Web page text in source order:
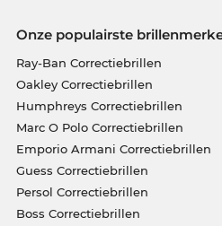
Onze populairste
Ray-Ban Correctiebrillen
Oakley Correctiebrillen
Humphreys Correctiebrillen
Marc O Polo Correctiebrillen
Emporio Armani Correctiebrillen
Guess Correctiebrillen
Persol Correctiebrillen
Boss Correctiebrillen